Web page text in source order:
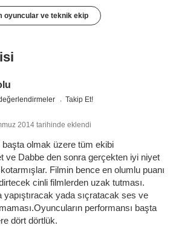
oyuncular ve teknik ekip
Takip Et!
2014 tarihinde eklendi
olmak üzere tüm ekibi
ve Dabbe den sonra gerçekten iyi niyet
Filmin bence en olumlu puanı
cinli filmlerden uzak tutması.
yada sıçratacak ses ve
performansı başta
dört dörtlük.